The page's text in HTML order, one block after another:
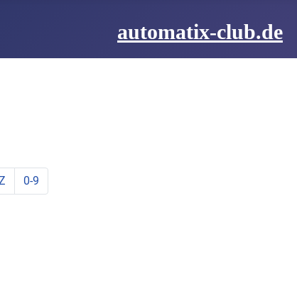
automatix-club.de
Buchstabe:
mit Buchstabe:
mit Buchstabe:
Elemente mit Buchstabe:
zeige Elemente mit Buchstabe:
0-9